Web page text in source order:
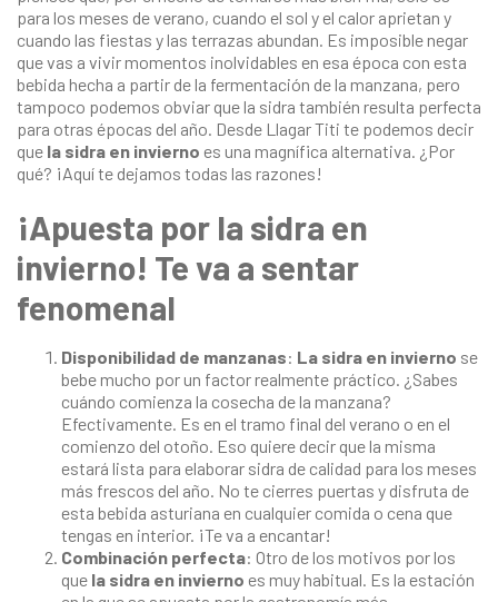
para los meses de verano, cuando el sol y el calor aprietan y
cuando las fiestas y las terrazas abundan. Es imposible negar
que vas a vivir momentos inolvidables en esa época con esta
bebida hecha a partir de la fermentación de la manzana, pero
tampoco podemos obviar que la sidra también resulta perfecta
para otras épocas del año. Desde Llagar Titi te podemos decir
que la sidra en invierno es una magnífica alternativa. ¿Por
qué? ¡Aquí te dejamos todas las razones!
¡Apuesta por la sidra en
invierno! Te va a sentar
fenomenal
Disponibilidad de manzanas: La sidra en invierno se
bebe mucho por un factor realmente práctico. ¿Sabes
cuándo comienza la cosecha de la manzana?
Efectivamente. Es en el tramo final del verano o en el
comienzo del otoño. Eso quiere decir que la misma
estará lista para elaborar sidra de calidad para los meses
más frescos del año. No te cierres puertas y disfruta de
esta bebida asturiana en cualquier comida o cena que
tengas en interior. ¡Te va a encantar!
Combinación perfecta: Otro de los motivos por los
que la sidra en invierno es muy habitual. Es la estación